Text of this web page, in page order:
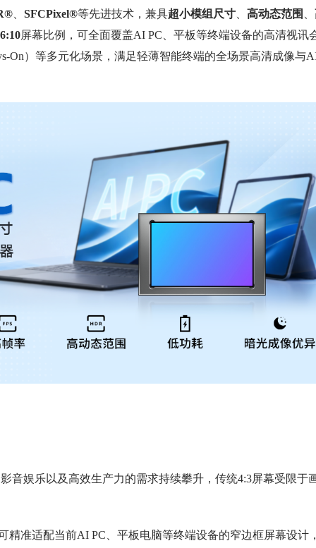
® SFCPixel®等先进技术，兼具超小模组尺寸 高动态范围
屏幕比例，可全面覆盖AI PC、平板等终端设备的高清视讯
On）等多元化场景，满足轻薄智能终端的全场景高清成像与
音娱乐以及高效生产力的需求持续攀升，传统4:3屏幕受限于
精准适配当前AI PC、平板电脑等终端设备的窄边框屏幕设计